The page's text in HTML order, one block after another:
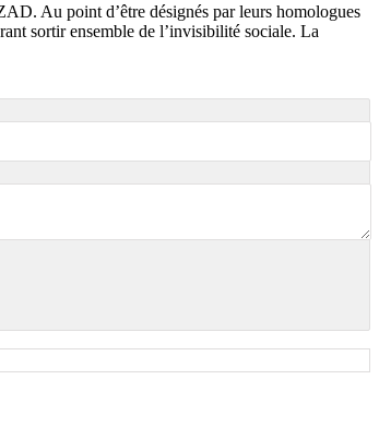
Au point d’être désignés par leurs homologues
sortir ensemble de l’invisibilité sociale. La